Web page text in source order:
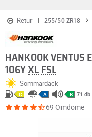
Retur 255/50 ZR18
HANKOOK VENTUS
106Y XL FSL
Sommardäck
C A B 71 db
69 Omdöme